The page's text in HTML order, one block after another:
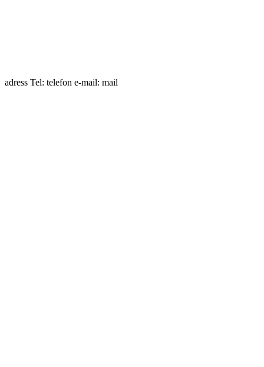
adress Tel: telefon e-mail: mail